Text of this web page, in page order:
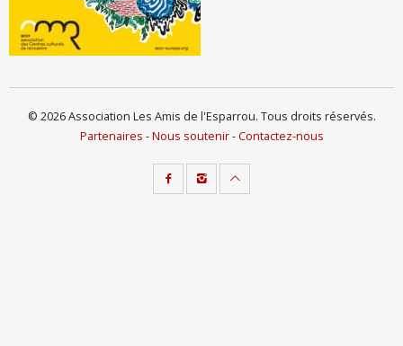
© 2026 Association Les Amis de l'Esparrou. Tous droits réservés.
Partenaires -Nous soutenir-Contactez-nous